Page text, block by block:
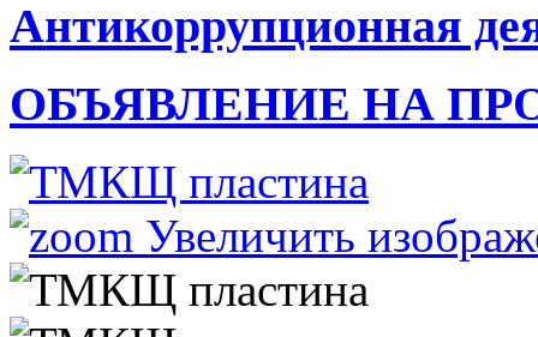
Антикоррупционная
ОБЪЯВЛЕНИЕ НА
Увеличить